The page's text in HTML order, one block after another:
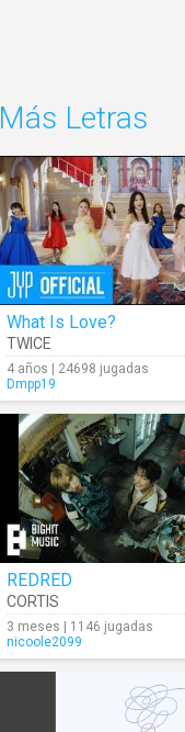
Más Letras
What Is Love?
TWICE
4 años | 24698 jugadas
Dmpp19
REDRED
CORTIS
3 meses | 1146 jugadas
nicoole2099